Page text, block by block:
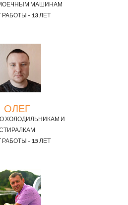
МАШИНАМ
- 13 ЛЕТ
ОЛЕГ
ХОЛОДИЛЬНИКАМ И
- 15 ЛЕТ